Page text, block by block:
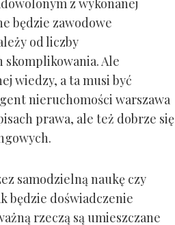
z wykonanej
będzie zawodowe
od liczby
Ale
wiedzy, a ta musi być
nieruchomości warszawa
prawa, ale też dobrze się
samodzielną naukę czy
będzie doświadczenie
rzeczą są umieszczane